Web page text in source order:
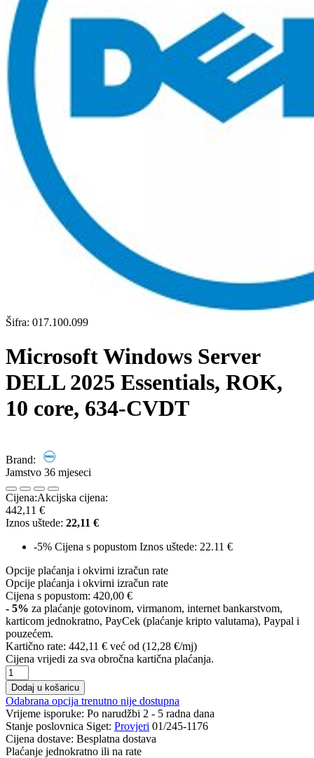
Šifra: 017.100.099
Microsoft Windows Server
DELL 2025 Essentials, ROK,
10 core, 634-CVDT
Brand:
Jamstvo 36 mjeseci
Cijena:Akcijska cijena:
442,11 €
Iznos uštede: 22,11 €
-5% Cijena s popustom Iznos uštede: 22.11 €
Opcije plaćanja i okvirni izračun rate
Opcije plaćanja i okvirni izračun rate
Cijena s popustom: 420,00 €
- 5% za plaćanje gotovinom, virmanom, internet bankarstvom,
karticom jednokratno, PayCek (plaćanje kripto valutama), Paypal i
pouzećem.
Kartično rate: 442,11 € već od (12,28 €/mj)
Cijena vrijedi za sva obročna kartična plaćanja.
Dodaj u košaricu
Odabrana opcija trenutno nije dostupna
Vrijeme isporuke: Po narudžbi 2 - 5 radna dana
Stanje poslovnica Siget: Provjeri 01/245-1176
Cijena dostave: Besplatna dostava
Plaćanje jednokratno ili na rate